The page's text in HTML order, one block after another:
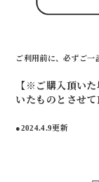
ご利用前に、必ずご一
【※ご購入頂い
いたものとさせて
●2024.4.9更新